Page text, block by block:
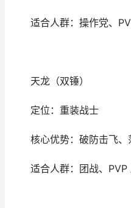
适合人群：操作党、
天龙（双锤）
定位：重装战士
核心优势：破防击飞
适合人群：团战、PVP